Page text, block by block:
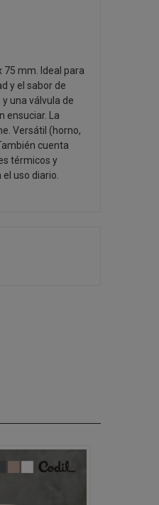
75 mm. Ideal para
y el sabor de
una válvula de
ensuciar. La
Versátil (horno,
cuenta
térmicos y
uso diario.